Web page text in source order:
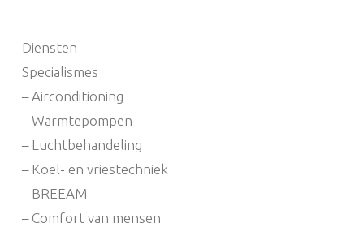
Diensten
Specialismes
– Airconditioning
– Warmtepompen
– Luchtbehandeling
– Koel- en vriestechniek
– BREEAM
– Comfort van mensen